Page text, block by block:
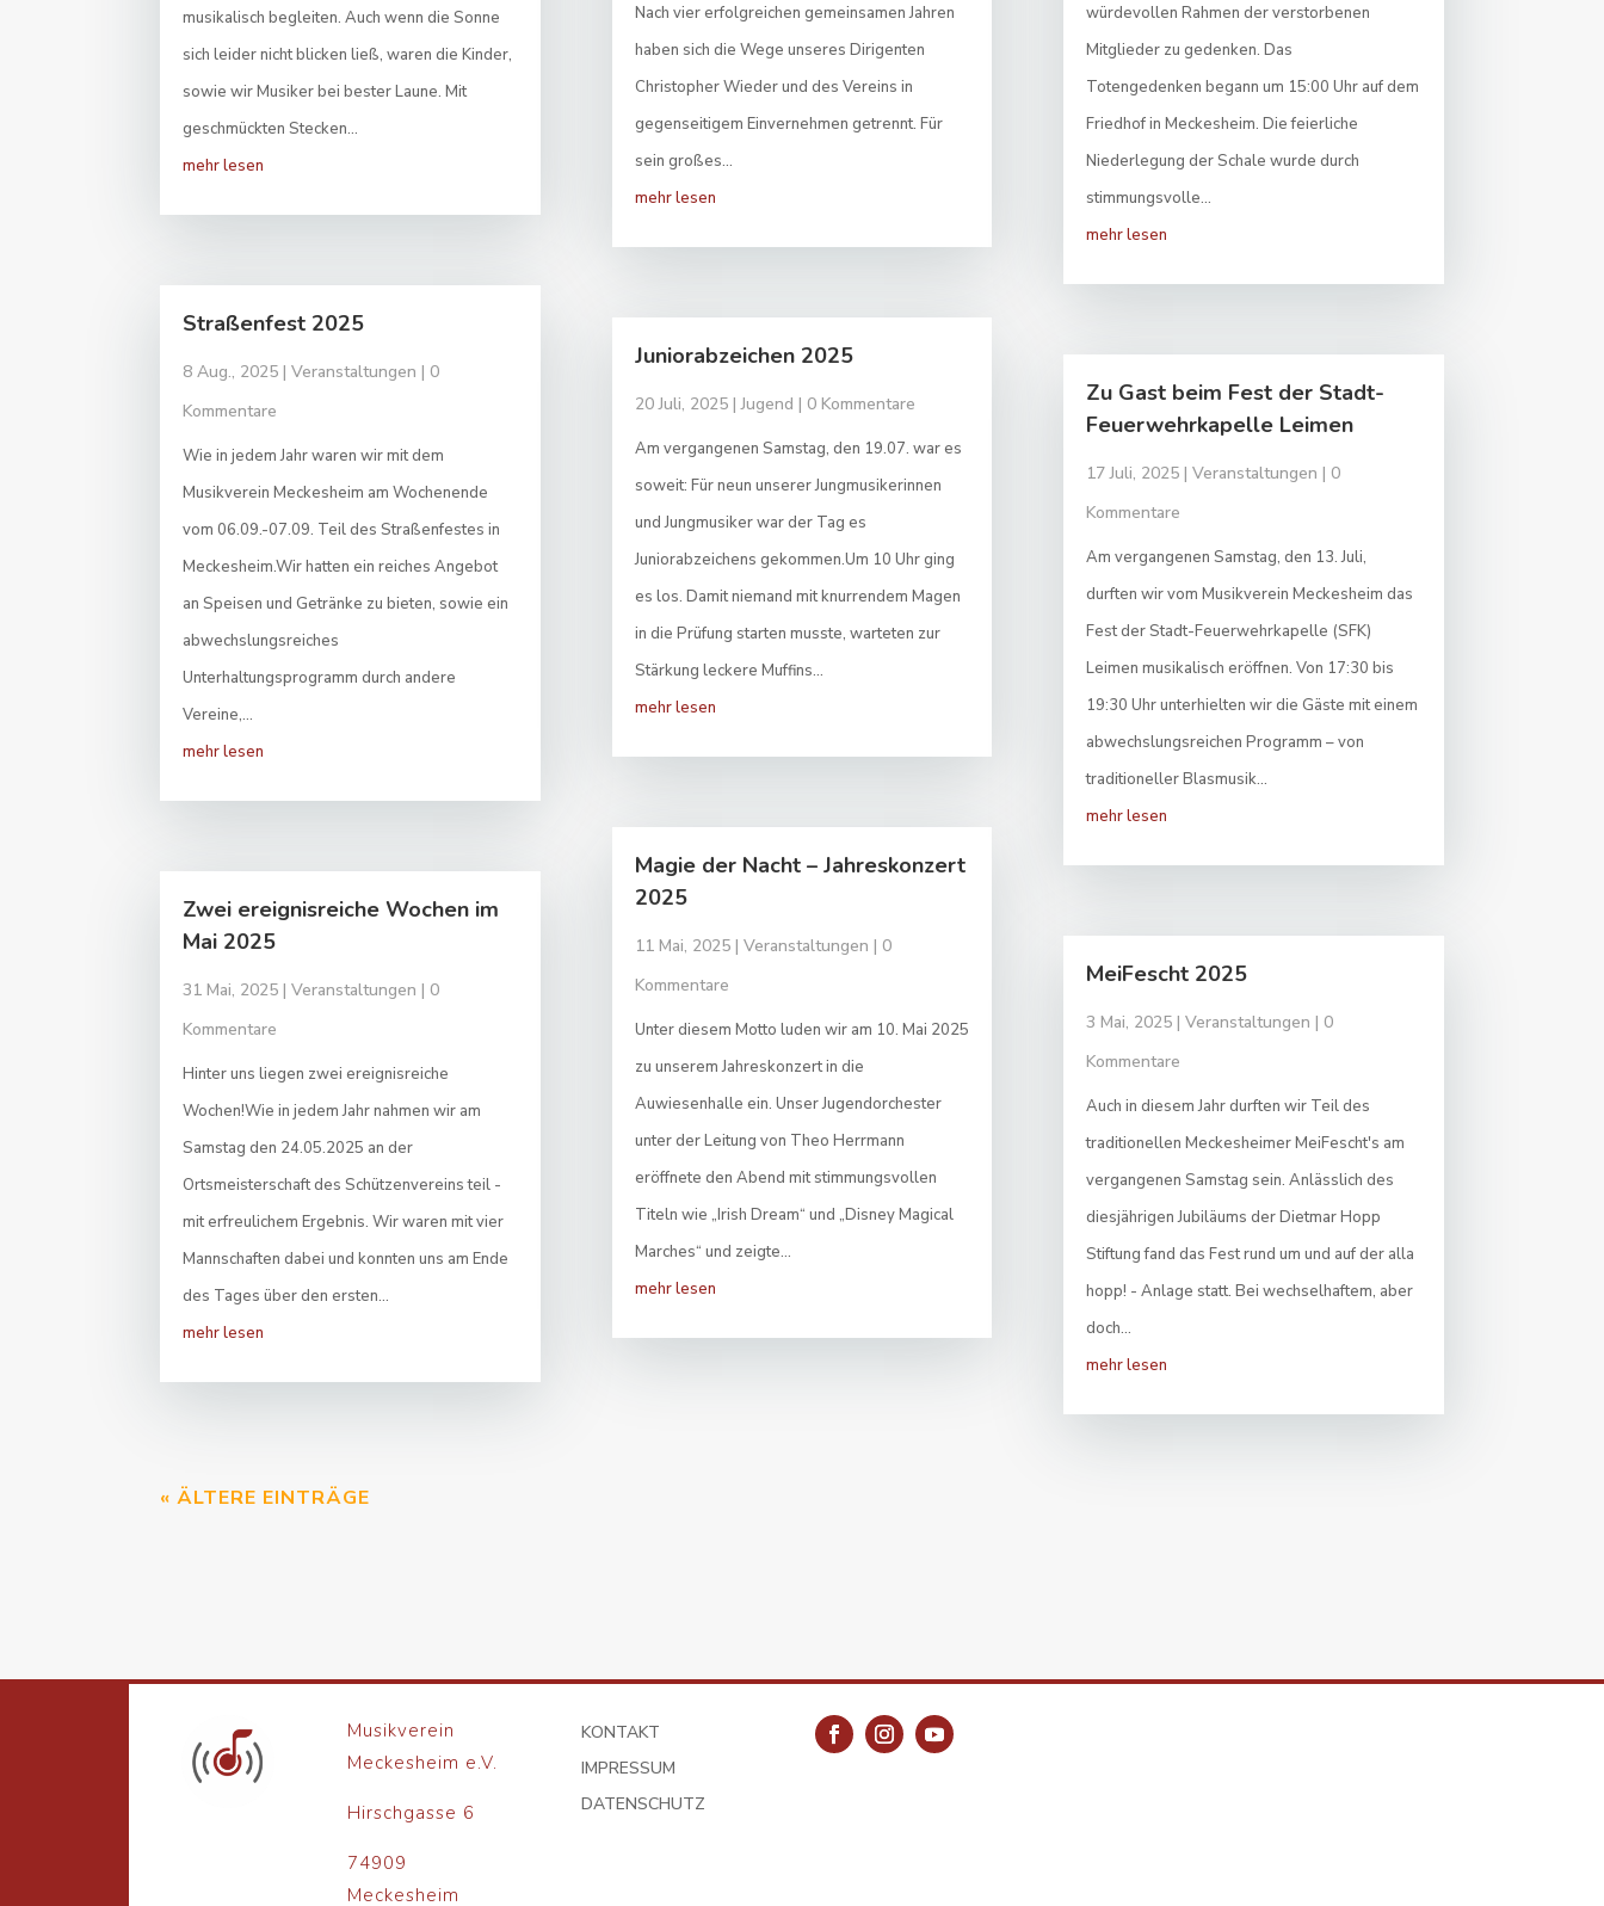
musikalisch begleiten. Auch wenn die Sonne
sich leider nicht blicken ließ, waren die Kinder,
sowie wir Musiker bei bester Laune. Mit
geschmückten Stecken...
mehr lesen
Straßenfest 2025
8 Aug., 2025 |Veranstaltungen | 0
Kommentare
Wie in jedem Jahr waren wir mit dem
Musikverein Meckesheim am Wochenende
vom 06.09.-07.09. Teil des Straßenfestes in
Meckesheim.Wir hatten ein reiches Angebot
an Speisen und Getränke zu bieten, sowie ein
abwechslungsreiches
Unterhaltungsprogramm durch andere
Vereine,...
mehr lesen
Zwei ereignisreiche Wochen im
Mai 2025
31 Mai, 2025 |Veranstaltungen | 0
Kommentare
Hinter uns liegen zwei ereignisreiche
Wochen!Wie in jedem Jahr nahmen wir am
Samstag den 24.05.2025 an der
Ortsmeisterschaft des Schützenvereins teil -
mit erfreulichem Ergebnis. Wir waren mit vier
Mannschaften dabei und konnten uns am Ende
des Tages über den ersten...
mehr lesen
Nach vier erfolgreichen gemeinsamen Jahren
haben sich die Wege unseres Dirigenten
Christopher Wieder und des Vereins in
gegenseitigem Einvernehmen getrennt. Für
sein großes...
mehr lesen
Juniorabzeichen 2025
20 Juli, 2025|Jugend | 0 Kommentare
Am vergangenen Samstag, den 19.07. war es
soweit: Für neun unserer Jungmusikerinnen
und Jungmusiker war der Tag es
Juniorabzeichens gekommen.Um 10 Uhr ging
es los. Damit niemand mit knurrendem Magen
in die Prüfung starten musste, warteten zur
Stärkung leckere Muffins...
mehr lesen
Magie der Nacht – Jahreskonzert
2025
11 Mai, 2025| Veranstaltungen | 0
Kommentare
Unter diesem Motto luden wir am 10. Mai 2025
zu unserem Jahreskonzert in die
Auwiesenhalle ein. Unser Jugendorchester
unter der Leitung von Theo Herrmann
eröffnete den Abend mit stimmungsvollen
Titeln wie „Irish Dream“ und „Disney Magical
Marches“ und zeigte...
mehr lesen
würdevollen Rahmen der verstorbenen
Mitglieder zu gedenken. Das
Totengedenken begann um 15:00 Uhr auf dem
Friedhof in Meckesheim. Die feierliche
Niederlegung der Schale wurde durch
stimmungsvolle...
mehr lesen
Zu Gast beim Fest der Stadt-
Feuerwehrkapelle Leimen
17 Juli, 2025| Veranstaltungen | 0
Kommentare
Am vergangenen Samstag, den 13. Juli,
durften wir vom Musikverein Meckesheim das
Fest der Stadt-Feuerwehrkapelle (SFK)
Leimen musikalisch eröffnen. Von 17:30 bis
19:30 Uhr unterhielten wir die Gäste mit einem
abwechslungsreichen Programm – von
traditioneller Blasmusik...
mehr lesen
MeiFescht 2025
3 Mai, 2025| Veranstaltungen | 0
Kommentare
Auch in diesem Jahr durften wir Teil des
traditionellen Meckesheimer MeiFescht's am
vergangenen Samstag sein. Anlässlich des
diesjährigen Jubiläums der Dietmar Hopp
Stiftung fand das Fest rund um und auf der alla
hopp! - Anlage statt. Bei wechselhaftem, aber
doch...
mehr lesen
« ÄLTERE EINTRÄGE
Musikverein
Meckesheim e.V.
Hirschgasse 6
74909
Meckesheim
KONTAKT
IMPRESSUM
DATENSCHUTZ